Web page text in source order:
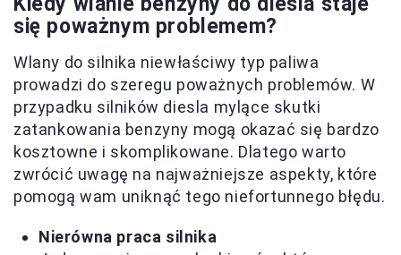
się poważnym problemem?
Wlany do silnika niewłaściwy typ paliwa
prowadzi do szeregu poważnych problemów. W
przypadku silników diesla mylące skutki
zatankowania benzyny mogą okazać się bardzo
kosztowne i skomplikowane. Dlatego warto
zwrócić uwagę na najważniejsze aspekty, które
pomogą wam uniknąć tego niefortunnego błędu.
Nierówna praca silnika